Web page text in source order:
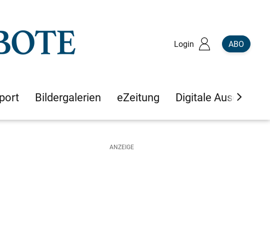
Login ABO
Bildergalerien eZeitung Digitale Ausgaben